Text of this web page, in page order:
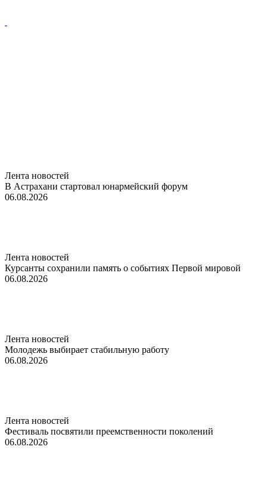
Лента новостей
В Астрахани стартовал юнармейский форум
06.08.2026
Лента новостей
Курсанты сохранили память о событиях Первой мировой
06.08.2026
Лента новостей
Молодежь выбирает стабильную работу
06.08.2026
Лента новостей
Фестиваль посвятили преемственности поколений
06.08.2026